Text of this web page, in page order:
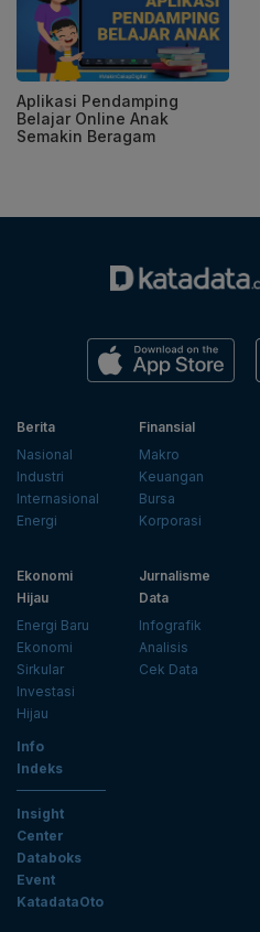
Aplikasi Pendamping
Belajar Online Anak
Semakin Beragam
Berita
Nasional
Industri
Internasional
Energi
Finansial
Makro
Keuangan
Bursa
Korporasi
Ekonomi
Hijau
Energi Baru
Ekonomi
Sirkular
Investasi
Hijau
Jurnalisme
Data
Infografik
Analisis
Cek Data
Info
Indeks
Insight
Center
Databoks
Event
KatadataOto